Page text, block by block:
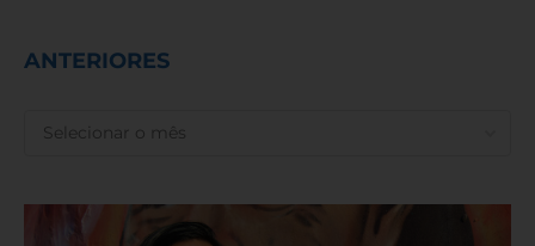
ANTERIORES